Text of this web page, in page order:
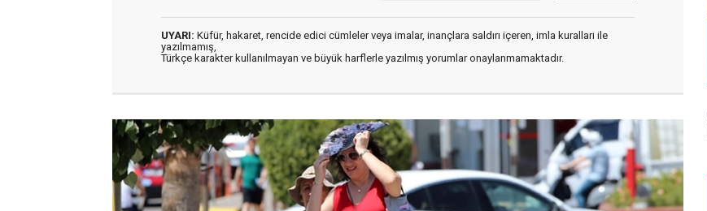
UYARI: Küfür, hakaret, rencide edici cümleler veya imalar, inançlara saldırı içeren, imla kuralları ile
yazılmamış,
Türkçe karakter kullanılmayan ve büyük harflerle yazılmış yorumlar onaylanmamaktadır.